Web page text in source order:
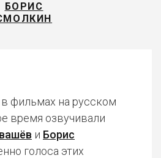
БОРИС
фильмах на русском
время озвучивали
и Борис
голоса этих